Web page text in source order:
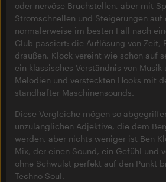
oder nervöse Bruchstellen, aber mit
Stromschnellen und Steigerungen auf
normalerweise im besten Fall nach
Club passiert: die Auflösung von Zeit,
draußen. Klock vereint wie schon auf
ein klassisches Verständnis von Musik
Melodien und versteckten Hooks mit
standhafter Maschinensounds.
Diese Vergleiche mögen so
unzulänglichen Adjektive, die dem
werden, aber nichts weniger ist Ben
Mix, der einen Sound, ein Gefühl und
ohne Schwulst perfekt auf den Punkt
Techno Soul.